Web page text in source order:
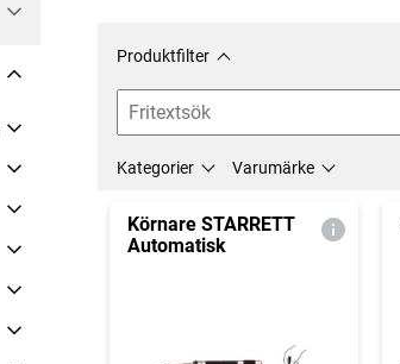
Produktfilter
Kategorier Varumärke
Körnare STARRETT
Automatisk